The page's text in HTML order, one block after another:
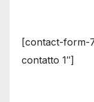
[contact-form-
contatto 1″]